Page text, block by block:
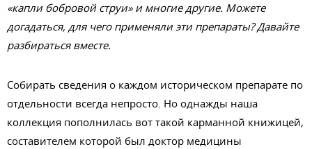
«капли бобровой струи» и многие другие. Можете
догадаться, для чего применяли эти препараты? Давайте
разбираться вместе.
Собирать сведения о каждом историческом препарате по
отдельности всегда непросто. Но однажды наша
коллекция пополнилась вот такой карманной книжицей,
составителем которой был доктор медицины